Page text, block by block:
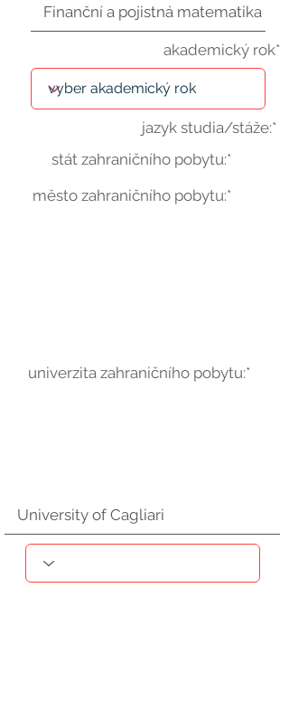
akademický rok*
jazyk studia/stáže:*
stát zahraničního pobytu:*
město zahraničního pobytu:*
univerzita zahraničního pobytu:*